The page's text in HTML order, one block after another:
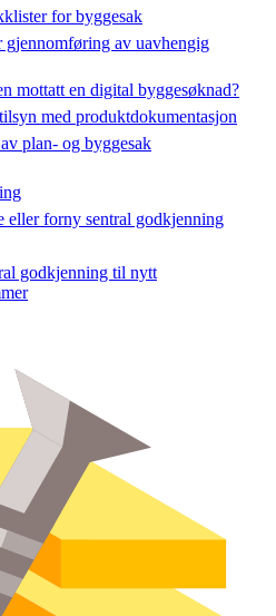
for byggesak
gjennomføring av uavhengig
mottatt en digital byggesøknad?
med produktdokumentasjon
plan- og byggesak
eller forny sentral godkjenning
godkjenning til nytt